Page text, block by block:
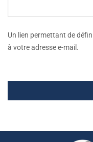
Un lien permettant de
à votre adresse e-mail.